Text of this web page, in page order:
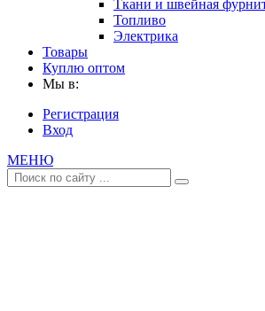
Ткани и швейная
Топливо
Электрика
Товары
Куплю оптом
Мы в:
Регистрация
Вход
МЕНЮ